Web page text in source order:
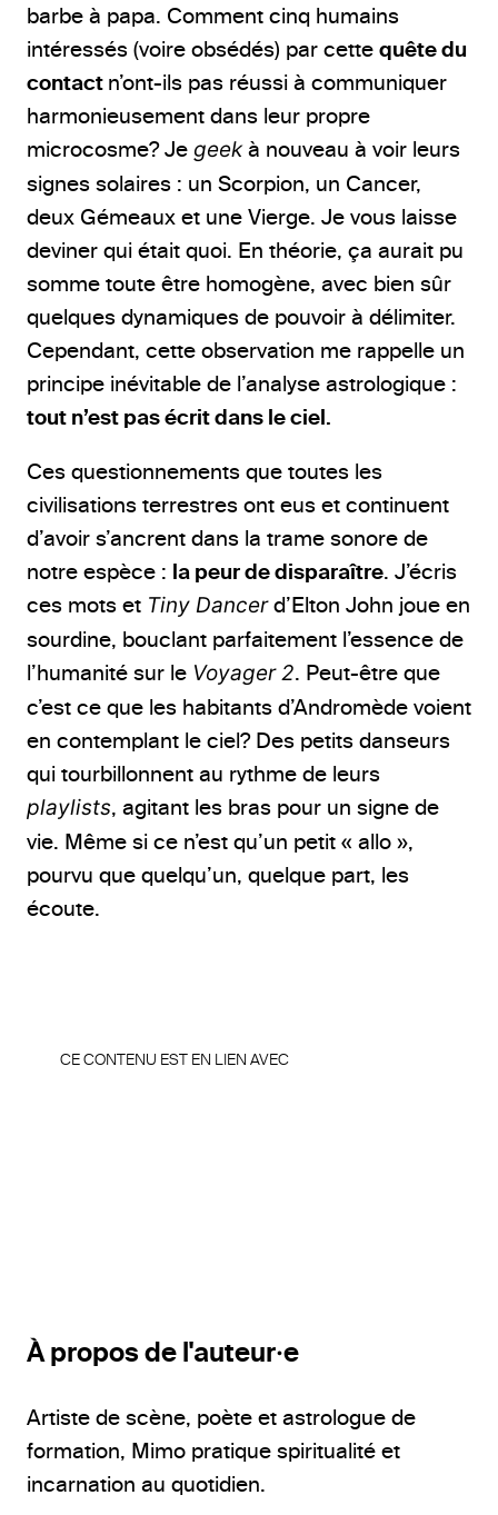
barbe à papa. Comment cinq humains
intéressés (voire obsédés) par cette quête du
contact n’ont-ils pas réussi à communiquer
harmonieusement dans leur propre
microcosme? Je geekà nouveau à voir leurs
signes solaires : un Scorpion, un Cancer,
deux Gémeaux et une Vierge. Je vous laisse
deviner qui était quoi. En théorie, ça aurait pu
somme toute être homogène, avec bien sûr
quelques dynamiques de pouvoir à délimiter.
Cependant, cette observation me rappelle un
principe inévitable de l’analyse astrologique :
tout n’est pas écrit dans le ciel.
Ces questionnements que toutes les
civilisations terrestres ont eus et continuent
d’avoir s’ancrent dans la trame sonore de
notre espèce : la peur de disparaître. J’écris
ces mots et Tiny Dancerd’Elton John joue en
sourdine, bouclant parfaitement l’essence de
l’humanité sur le Voyager 2. Peut-être que
c’est ce que les habitants d’Andromède voient
en contemplant le ciel? Des petits danseurs
qui tourbillonnent au rythme de leurs
playlists, agitant les bras pour un signe de
vie. Même si ce n’est qu’un petit « allo »,
pourvu que quelqu’un, quelque part, les
écoute.
CE CONTENU EST EN LIEN AVEC
À propos de l'auteur·e
Artiste de scène, poète et astrologue de
formation, Mimo pratique spiritualité et
incarnation au quotidien.